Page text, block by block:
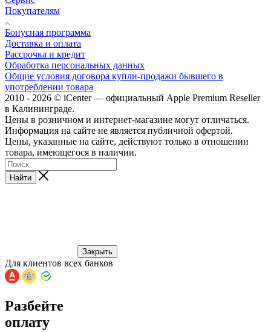
Покупателям
Бонусная программа
Доставка и оплата
Рассрочка и кредит
Обработка персональных данных
Общие условия договора купли-продажи бывшего в
употреблении товара
2010 - 2026 © iCenter — официальный Apple Premium Reseller
в Калининграде.
Цены в розничном и интернет-магазине могут отличаться.
Информация на сайте не является публичной офертой.
Цены, указанные на сайте, действуют только в отношении
товара, имеющегося в наличии.
Найти
Закрыть
Для клиентов всех банков
Разбейте
оплату